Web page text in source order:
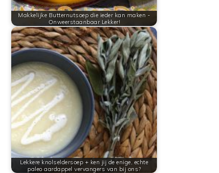
Makkelijke Butternutsoep die ieder kan maken -
Onweerstaanbaar Lekker!
Lekkere knolseldersoep + ken jij de enige, echte
paleo aardappel vervangers van bij ons?